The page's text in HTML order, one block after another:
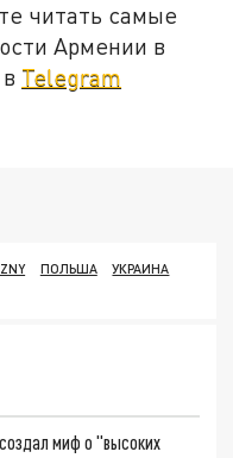
читать самые
Армении в
Telegram
ПОЛЬША
УКРАИНА
миф о "высоких